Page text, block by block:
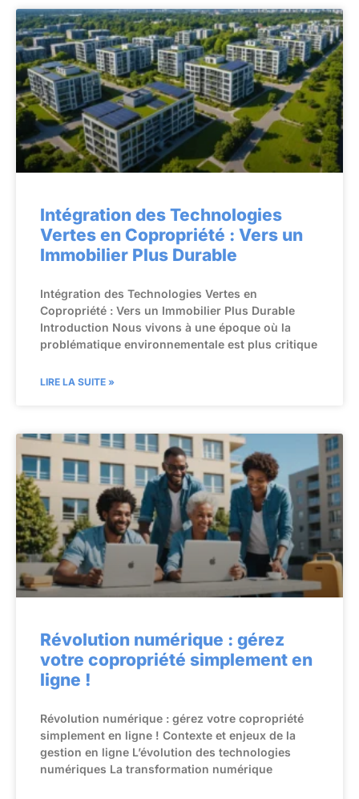
Intégration des Technologies
Vertes en Copropriété : Vers un
Immobilier Plus Durable
Intégration des Technologies Vertes en
Copropriété : Vers un Immobilier Plus Durable
Introduction Nous vivons à une époque où la
problématique environnementale est plus critique
LIRE LA SUITE »
Révolution numérique : gérez
votre copropriété simplement en
ligne !
Révolution numérique : gérez votre copropriété
simplement en ligne ! Contexte et enjeux de la
gestion en ligne L’évolution des technologies
numériques La transformation numérique